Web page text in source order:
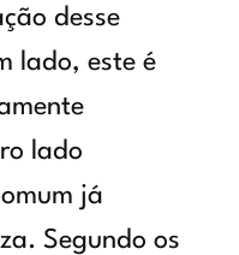
desse
lado, este é
lado
já
Segundo os